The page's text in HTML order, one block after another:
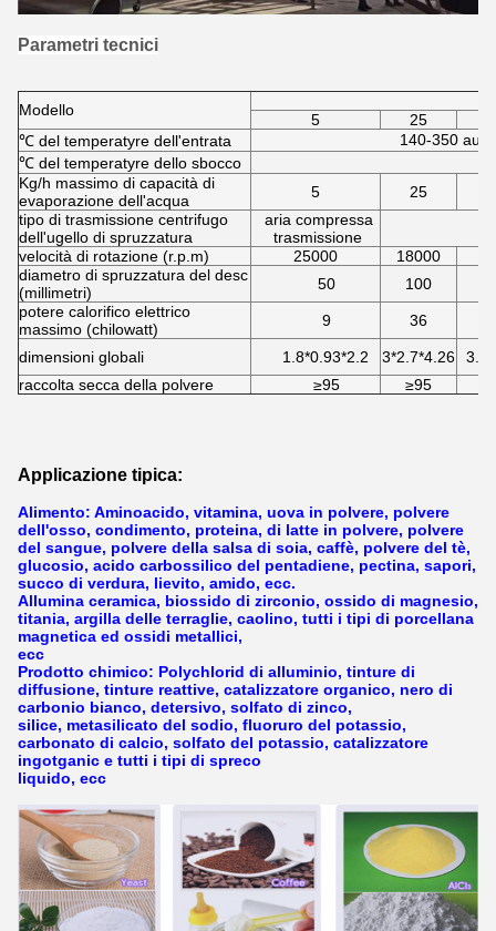
Parametri tecnici
Modello
5 25
℃ del temperatyre dell'entrata
140-350
℃ del temperatyre dello sbocco
Kg/h massimo di capacità di
evaporazione dell'acqua
5 25
tipo di trasmissione centrifugo
dell'ugello di spruzzatura
aria compressa
trasmissione
velocità di rotazione (r.p.m)
25000 18000
diametro di spruzzatura del desc
(millimetri)
50 100
potere calorifico elettrico
massimo (chilowatt)
9 36
dimensioni globali 1.8*0.93*2.2 3*2.7*4.26
raccolta secca della polvere
≥95 ≥95
Applicazione tipica:
Alimento: Aminoacido, vitamina, uova in polvere, polvere
dell'osso, condimento, proteina, di latte in polvere, polvere
del sangue, polvere della salsa di soia, caffè, polvere del tè,
glucosio, acido carbossilico del pentadiene, pectina, sapori,
succo di verdura, lievito, amido, ecc.
Allumina ceramica, biossido di zirconio, ossido di magnesio,
titania, argilla delle terraglie, caolino, tutti i tipi di porcellana
magnetica ed ossidi metallici,
ecc
Prodotto chimico: Polychlorid di alluminio, tinture di
diffusione, tinture reattive, catalizzatore organico, nero di
carbonio bianco, detersivo, solfato di zinco,
silice, metasilicato del sodio, fluoruro del potassio,
carbonato di calcio, solfato del potassio, catalizzatore
ingotganic e tutti i tipi di spreco
liquido, ecc